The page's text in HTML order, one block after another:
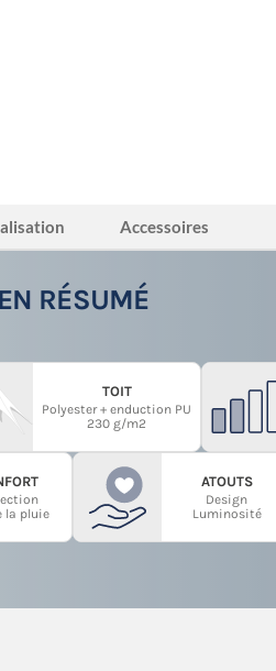
Accessoires
EN RÉSUMÉ
TOIT
Polyester + enduction PU
230 g/m2
la pluie
ATOUTS
Design
Luminosité